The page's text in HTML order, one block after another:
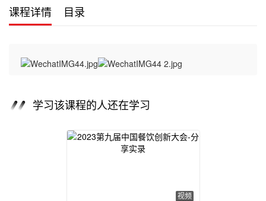
课程详情 目录
学习该课程的人还在学习
视频